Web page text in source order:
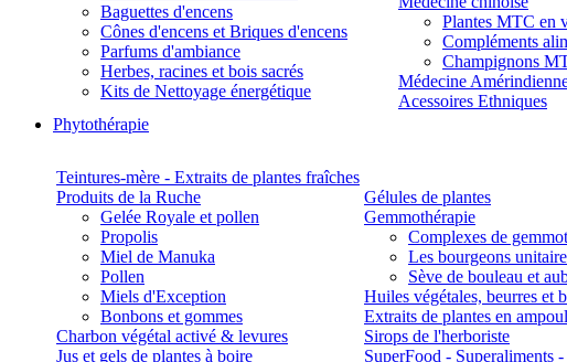
Baguettes d'encens
Cônes d'encens et Briques d'encens
Parfums d'ambiance
Herbes, racines et bois sacrés
Kits de Nettoyage énergétique
Plantes MTC en
Compléments
Champignons
Médecine
Acessoires Ethniques
Phytothérapie
Teintures-mère - Extraits de plantes fraîches
Produits de la Ruche
Gelée Royale et pollen
Propolis
Miel de Manuka
Pollen
Miels d'Exception
Bonbons et gommes
Charbon végétal activé & levures
Jus et gels de plantes à boire
Gélules de plantes
Gemmothérapie
Complexes de
Les bourgeons
Sève de bouleau et
Huiles végétales, beurres et
Extraits de plantes en
Sirops de l'herboriste
SuperFood - Superaliments